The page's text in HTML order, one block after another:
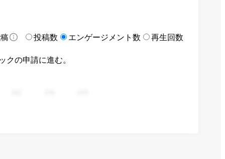
投稿数 エンゲージメント数 再生回数
の申請に進む。